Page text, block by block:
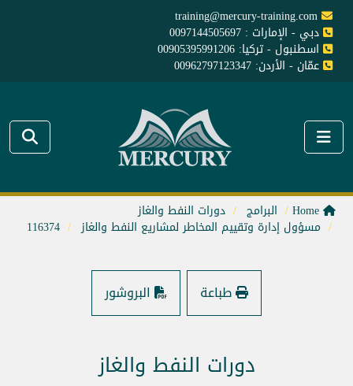
training@mercury-training.com
دبي - الإمارات : 0097144505697
اسطنبول - تركيا: 00905395991206
عمّان - الأردن: 00962797123347
البرامج دورات النفط والغاز
مسؤول إدارة وتقييم المخاطر لمشاريع النفط والغاز 116374
طباعة البروشور
دورات النفط والغاز